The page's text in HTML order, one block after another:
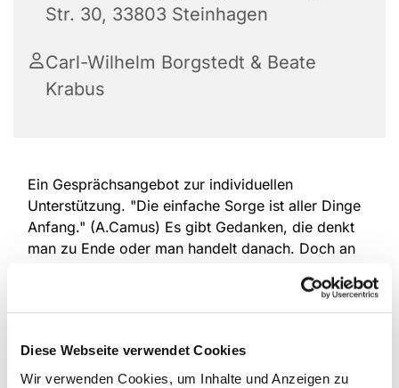
Diese Webseite verwendet Cookies
Wir verwenden Cookies, um Inhalte und Anzeigen zu
Str. 30, 33803 Steinhagen
Carl-Wilhelm Borgstedt & Beate
Krabus
Ein Gesprächsangebot zur individuellen
Unterstützung. "Die einfache Sorge ist aller Dinge
Anfang." (A.Camus) Es gibt Gedanken, die denkt
man zu Ende oder man handelt danach. Doch an
will nicht so recht verschwinden. Es umtreibt einen
die Suche nach einer Lösung. Doch diese will sich
sie einladen das Gespräch zu suchen! Wenn Ihnen
ein vertraulicher Gesprächspartner für diese Art